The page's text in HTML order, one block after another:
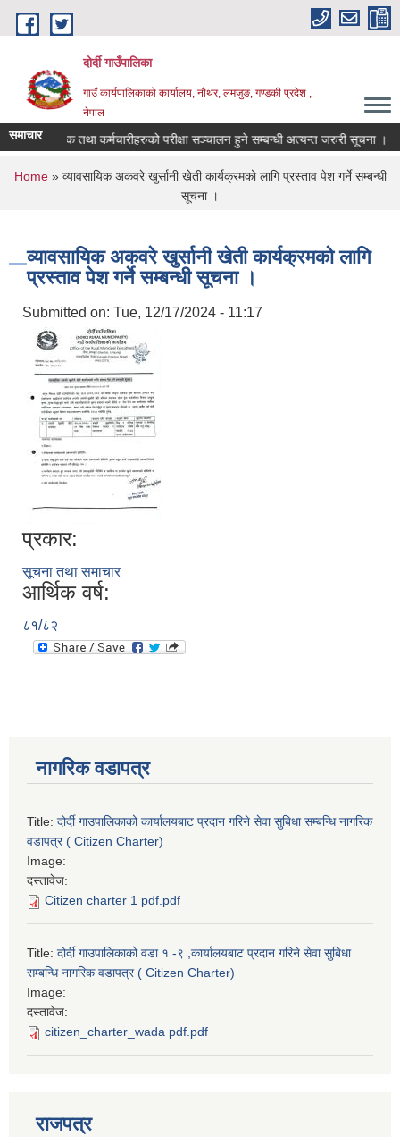
Skip to main content
दोर्दी गाउँपालिका
गाउँ कार्यपालिकाको कार्यालय, नौथर, लमजुङ, गण्डकी प्रदेश ,
नेपाल
समाचारशिक्षक तथा कर्मचारीहरुको परीक्षा सञ्चालन हुने सम्बन्धी अत्यन्त जरुरी सूचना ।
You are here
Home» व्यावसायिक अकवरे खुर्सानी खेती कार्यक्रमको लागि प्रस्ताव पेश गर्ने सम्बन्धी
सूचना ।
व्यावसायिक अकवरे खुर्सानी खेती कार्यक्रमको लागि
प्रस्ताव पेश गर्ने सम्बन्धी सूचना ।
Submitted on: Tue, 12/17/2024 - 11:17
प्रकार:
सूचना तथा समाचार
आर्थिक वर्ष:
८१/८२
नागरिक वडापत्र
Title: दोर्दी गाउपालिकाको कार्यालयबाट प्रदान गरिने सेवा सुबिधा सम्बन्धि नागरिक
वडापत्र ( Citizen Charter)
Image:
दस्तावेज:
Citizen charter 1 pdf.pdf
Title: दोर्दी गाउपालिकाको वडा १ -९ ,कार्यालयबाट प्रदान गरिने सेवा सुबिधा
सम्बन्धि नागरिक वडापत्र ( Citizen Charter)
Image:
दस्तावेज:
citizen_charter_wada pdf.pdf
राजपत्र